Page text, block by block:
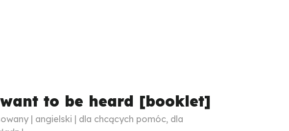
to be heard [booklet]
| angielski | dla chcących pomóc, dla